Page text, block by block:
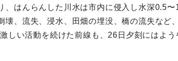
はんらんした川水は市内に侵入し水深0.5
、流失、浸水、田畑の埋没、橋の流失など
しい活動を続けた前線も、26日夕刻にはよう